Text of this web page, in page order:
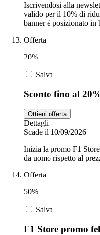
Iscrivendosi alla
valido per il 10% di
banner è posizionato in
Offerta
20%
Salva
Sconto fino al
Ottieni offerta
Dettagli
Scade il 10/09/2026
Inizia la promo F1
da uomo rispetto al
Offerta
50%
Salva
F1 Store promo